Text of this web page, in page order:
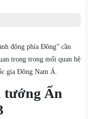
động phía Đông” cần
trọng trong mối quan hệ
gia Đông Nam Á.
tướng Ấn